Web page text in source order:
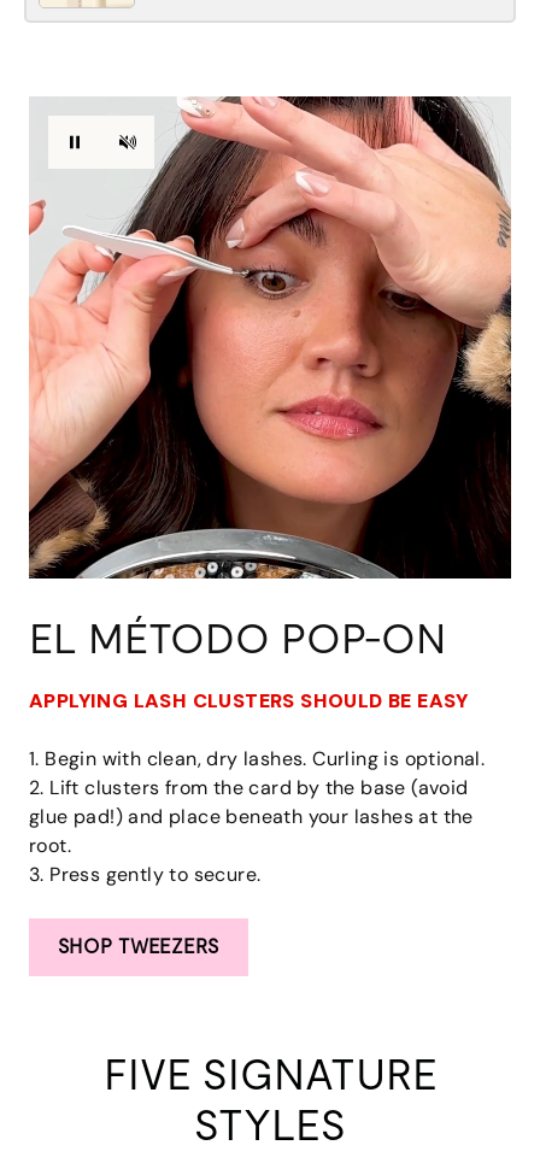
EL MÉTODO POP-ON
APPLYING LASH CLUSTERS SHOULD BE EASY
1. Begin with clean, dry lashes. Curling is optional.
2. Lift clusters from the card by the base (avoid
glue pad!) and place beneath your lashes at the
root.
3. Press gently to secure.
SHOP TWEEZERS
FIVE SIGNATURE
STYLES